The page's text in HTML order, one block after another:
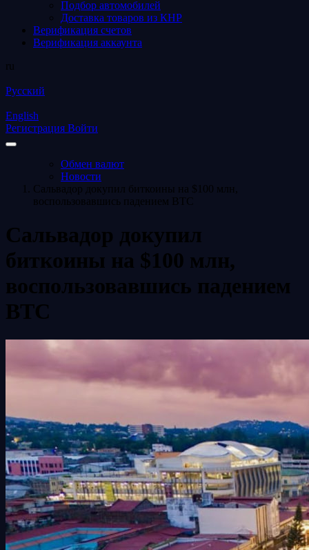
Подбор автомобилей
Доставка товаров из КНР
Верификация счетов
Верификация аккаунта
ru
Русский
English
Регистрация Войти
Обмен валют
Новости
Сальвадор докупил биткоины на $100 млн,
воспользовавшись падением BTC
Сальвадор докупил
биткоины на $100 млн,
воспользовавшись падением
BTC